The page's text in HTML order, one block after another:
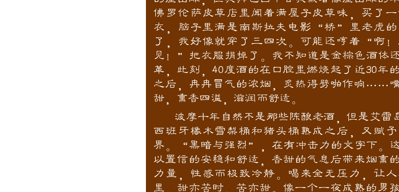
佛罗伦萨皮草店里闻着满屋子皮草味，买了
衣，脑子里满是南斯拉夫电影“桥”里老虎的
了，我好像就穿了三四次。可能还哼着“啊
见！”把衣服捐掉了。我不知道是金棕色酒体
革，此刻，40度酒的在口腔里燃烧起了近30年
之后，冉冉冒气的浓烟，炙热得劈啪作响……
甜，熏香四溢，滋润而舒适。
波摩十年自然不是那些陈酿老酒，但是艾雷
西班牙橡木雪梨桶和猪头桶熟成之后，又赋
界。“黑暗与强烈”，在有冲击力的文字下。
以置信的安稳和舒适，香甜的气息后带来烟熏
力量，性感而极致冷静。喝来全无压力，让
里，甜亦苦时，苦亦甜。像一个一夜成熟的男